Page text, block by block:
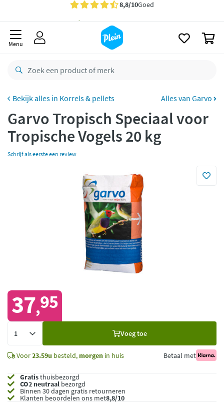
Gratisbezorging vanaf 35,- *
Bestelling uiterlijkzaterdag
Gratisretourneren
Betaal met Klarna
Menu
Korrels & pellets Alles van Garvo
Garvo Tropisch Speciaal voor
Tropische Vogels 20 kg
Schrijf als eerste een review
37,95
Voeg toe
Voor23.59u besteld, morgen in huis Betaal met
Gratisthuisbezorgd
CO2 neutraal bezorgd
Binnen 30 dagen gratis retourneren
Klanten beoordelen ons met8,8/10